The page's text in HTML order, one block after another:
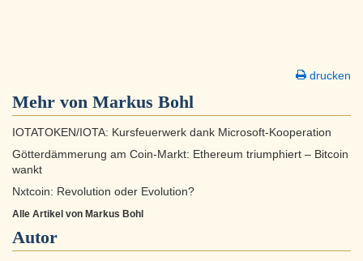
drucken
Mehr von Markus Bohl
IOTATOKEN/IOTA: Kursfeuerwerk dank Microsoft-Kooperation
Götterdämmerung am Coin-Markt: Ethereum triumphiert – Bitcoin
wankt
Nxtcoin: Revolution oder Evolution?
Alle Artikel von Markus Bohl
Autor